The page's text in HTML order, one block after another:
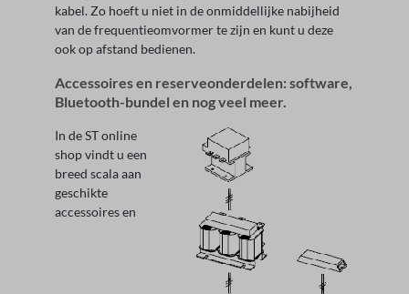
kabel. Zo hoeft u niet in de onmiddellijke nabijheid
van de frequentieomvormer te zijn en kunt u deze
ook op afstand bedienen.
Accessoires en reserveonderdelen: software,
Bluetooth-bundel en nog veel meer.
In de ST online
shop vindt u een
breed scala aan
geschikte
accessoires en